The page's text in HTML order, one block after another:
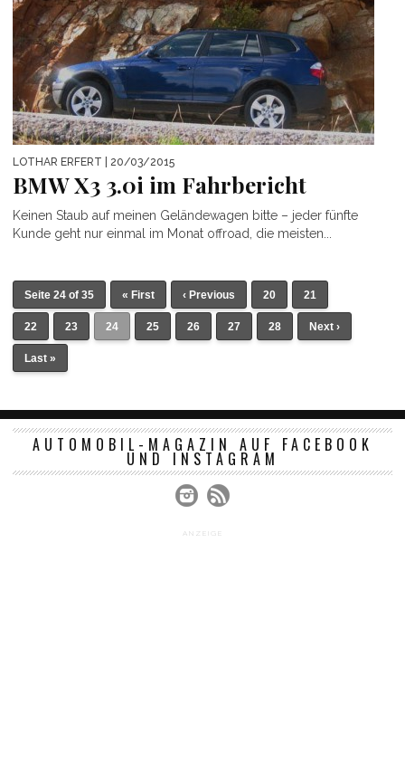
LOTHAR ERFERT | 20/03/2015
BMW X3 3.0i im Fahrbericht
Keinen Staub auf meinen Geländewagen bitte – jeder fünfte
Kunde geht nur einmal im Monat offroad, die meisten...
Seite 24 of 35 « First ‹ Previous 20 21
22 23 24 25 26 27 28 Next ›
Last »
AUTOMOBIL-MAGAZIN AUF FACEBOOK
UND INSTAGRAM
ANZEIGE